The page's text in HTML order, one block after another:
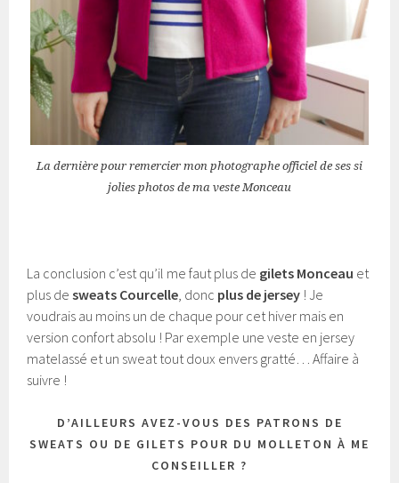
La dernière pour remercier mon photographe officiel de ses si
jolies photos de ma veste Monceau
La conclusion c’est qu’il me faut plus de gilets Monceau et
plus desweats Courcelle , donc plus de jersey ! Je
voudrais au moins un de chaque pour cet hiver mais en
version confort absolu ! Par exemple une veste en jersey
matelassé et un sweat tout doux envers gratté… Affaire à
suivre !
D’AILLEURS AVEZ-VOUS DES PATRONS DE
SWEATS OU DE GILETS POUR DU MOLLETON À ME
CONSEILLER ?